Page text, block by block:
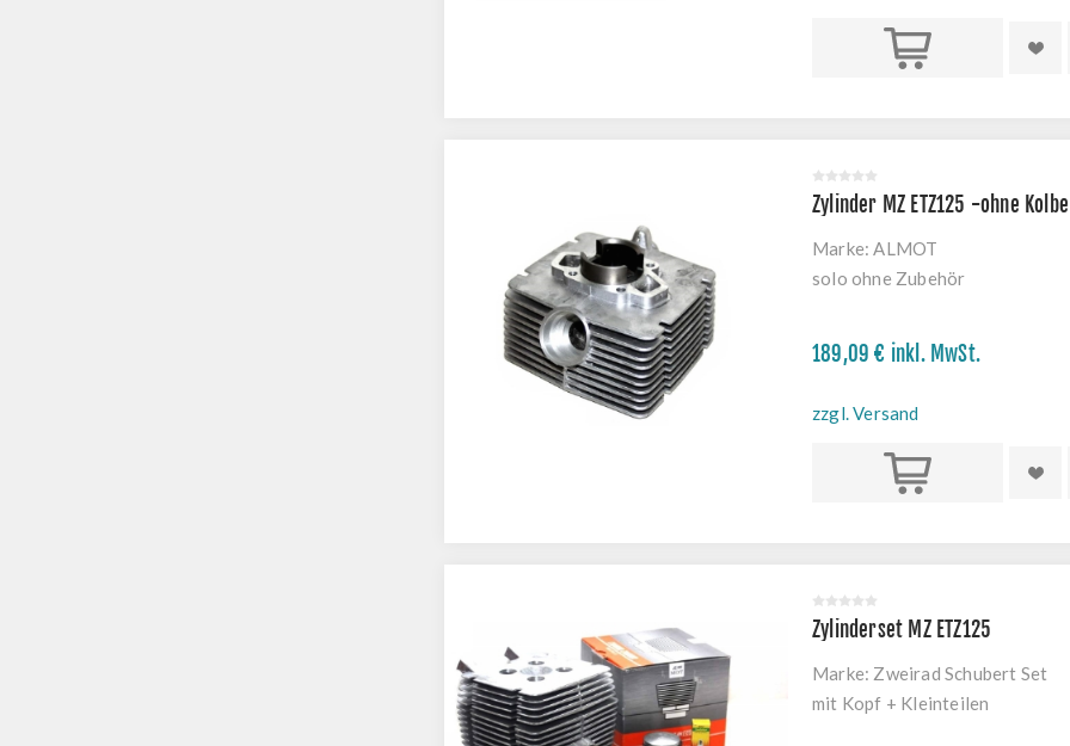
Kaufen
Zylinder MZ ETZ125 -ohne
Marke: ALMOT
solo ohne Zubehör
189,09 € inkl. MwSt.
zzgl. Versand
Kaufen
Zylinderset MZ ETZ125
Marke: Zweirad Schubert Set
mit Kopf + Kleinteilen